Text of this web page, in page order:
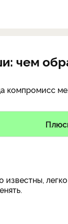
чем
компромисс
известны,